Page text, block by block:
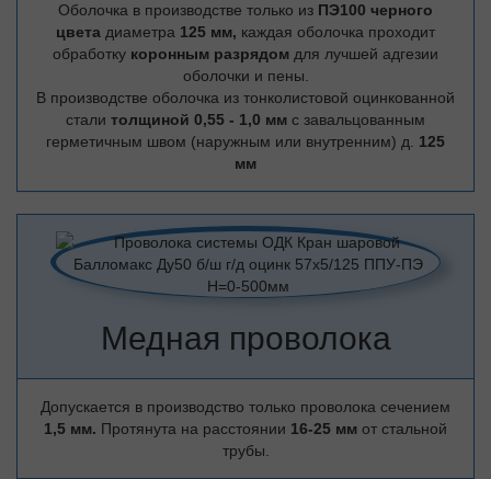
Оболочка в производстве только из ПЭ100 черного
цвета диаметра 125 мм, каждая оболочка проходит
обработку коронным разрядом для лучшей адгезии
оболочки и пены.
В производстве оболочка из тонколистовой оцинкованной
стали толщиной 0,55 - 1,0 мм с завальцованным
герметичным швом (наружным или внутренним) д. 125
мм
Медная проволока
Допускается в производство только проволока сечением
1,5 мм. Протянута на расстоянии 16-25 мм от стальной
трубы.